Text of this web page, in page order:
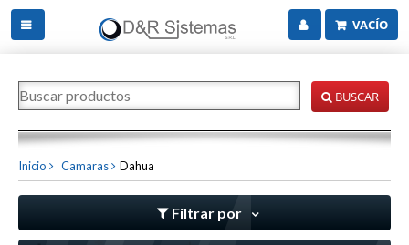
VACÍO
BUSCAR
Inicio Camaras Dahua
Filtrar por